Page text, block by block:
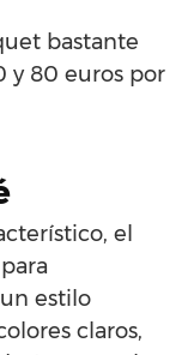
bastante
y 80 euros por
el
estilo
claros,